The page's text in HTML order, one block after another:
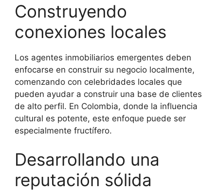
Construyendo
conexiones locales
Los agentes inmobiliarios emergentes deben
enfocarse en construir su negocio localmente,
comenzando con celebridades locales que
pueden ayudar a construir una base de clientes
de alto perfil. En Colombia, donde la influencia
cultural es potente, este enfoque puede ser
especialmente fructífero.
Desarrollando una
reputación sólida